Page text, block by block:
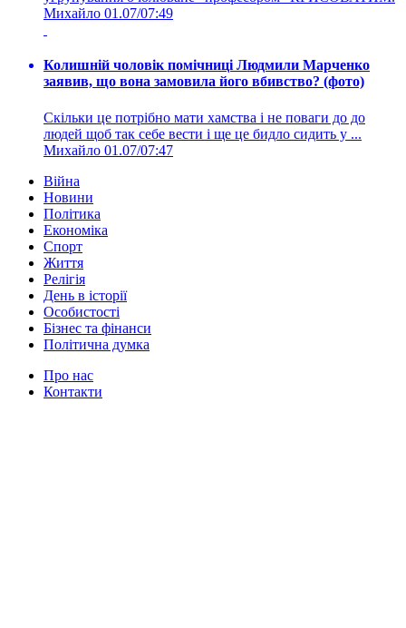
Михайло 01.07/07:49
Колишній чоловік помічниці Людмили Марченко
заявив, що вона замовила його вбивство? (фото)
Скільки це потрібно мати хамства і не поваги до до
людей щоб так себе вести і ще це бидло сидить у ...
Михайло 01.07/07:47
Війна
Новини
Політика
Економіка
Спорт
Життя
Релігія
День в історії
Особистості
Бізнес та фінанси
Політична думка
Про нас
Контакти